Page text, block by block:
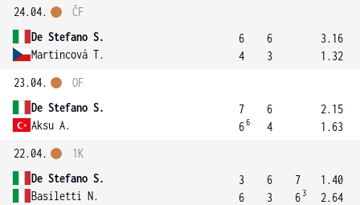
24.04.
De Stefano S.
Martincová T.
ČF
6
4
6
3
3.16
1.32
23.04.
De Stefano S.
Aksu A.
OF
7
66
6
4
2.15
1.63
22.04.
De Stefano S.
Basiletti N.
1K
3
6
6
3
7
6 3
1.40
2.64